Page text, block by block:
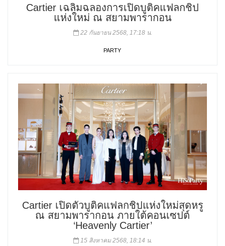
Cartier เฉลิมฉลองการเปิดบูติคแฟลกชิป
แห่งใหม่ ณ สยามพารากอน
22 กันยายน 2568, 17:18 น.
PARTY
Cartier เปิดตัวบูติคแฟลกชิปแห่งใหม่สุดหรู
ณ สยามพารากอน ภายใต้คอนเซปต์
‘Heavenly Cartier’
15 สิงหาคม 2568, 18:14 น.